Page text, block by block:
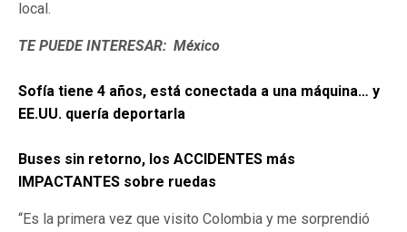
local.
TE PUEDE INTERESAR: México
Sofía tiene 4 años, está conectada a una máquina… y
EE.UU. quería deportarla
Buses sin retorno, los ACCIDENTES más
IMPACTANTES sobre ruedas
“Es la primera vez que visito Colombia y me sorprendió